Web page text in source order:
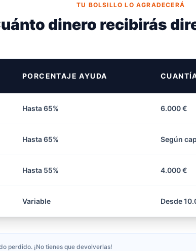
TU BOLSILLO LO AGRADECERÁ
dinero recibirás
PORCENTAJE AYUDA
Hasta 65% 6.000 €
Hasta 65% Según
Hasta 55% 4.000 €
Variable Desde
perdido. ¡No tienes que devolverlas!